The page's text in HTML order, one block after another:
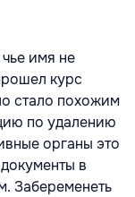
имя не
курс
стало похожим
по удалению
органы это
в
Забеременеть